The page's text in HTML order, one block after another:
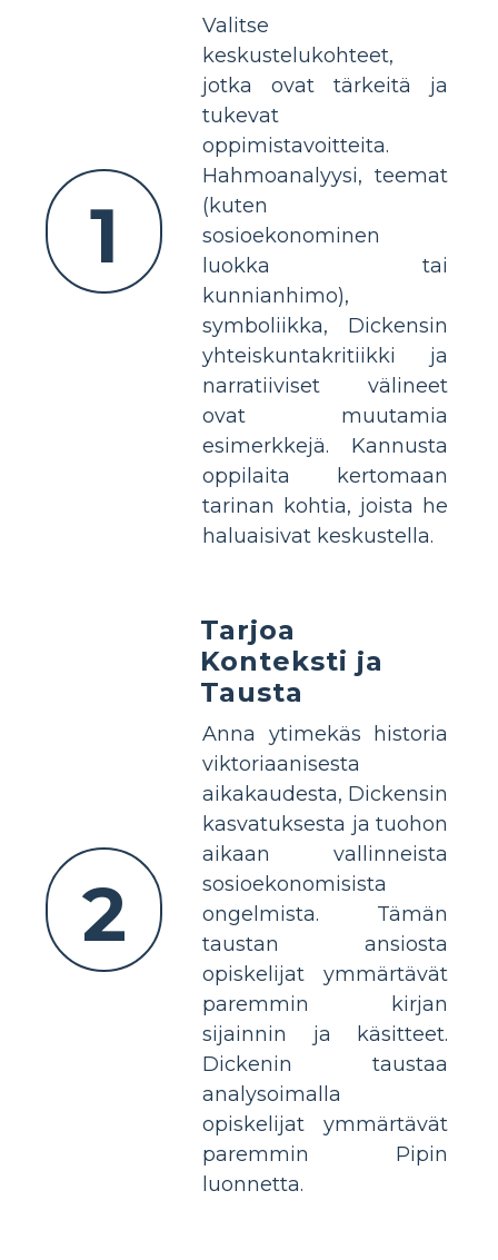
1
Valitse
keskustelukohteet,
jotka ovat tärkeitä ja
tukevat
oppimistavoitteita.
Hahmoanalyysi, teemat
(kuten
sosioekonominen
luokka tai
kunnianhimo),
symboliikka, Dickensin
yhteiskuntakritiikki ja
narratiiviset välineet
ovat muutamia
esimerkkejä. Kannusta
oppilaita kertomaan
tarinan kohtia, joista he
haluaisivat keskustella.
2
Tarjoa
Konteksti ja
Tausta
Anna ytimekäs historia
viktoriaanisesta
aikakaudesta, Dickensin
kasvatuksesta ja tuohon
aikaan vallinneista
sosioekonomisista
ongelmista. Tämän
taustan ansiosta
opiskelijat ymmärtävät
paremmin kirjan
sijainnin ja käsitteet.
Dickenin taustaa
analysoimalla
opiskelijat ymmärtävät
paremmin Pipin
luonnetta.